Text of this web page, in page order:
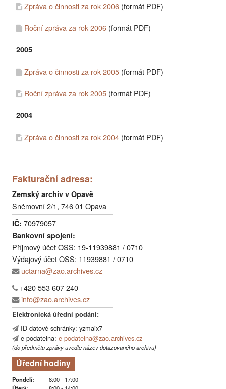
Fakturační adresa:
Zemský archiv v Opavě
Sněmovní 2/1, 746 01 Opava
IČ: 70979057
Bankovní spojení:
Příjmový účet OSS: 19-11939881 / 0710
Výdajový účet OSS: 11939881 / 0710
uctarna@zao.archives.cz
+420 553 607 240
info@zao.archives.cz
Elektronická úřední podání:
ID datové schránky: yzmaix7
e-podatelna: e-podatelna@zao.archives.cz
(do předmětu zprávy uveďte název dotazovaného archivu)
Úřední hodiny
Pondělí:
8:00 - 17:00
Zpráva o činnosti za rok 2006 (formát PDF)
Roční zpráva za rok 2006 (formát PDF)
2005
Zpráva o činnosti za rok 2005 (formát PDF)
Roční zpráva za rok 2005 (formát PDF)
2004
Zpráva o činnosti za rok 2004 (formát PDF)